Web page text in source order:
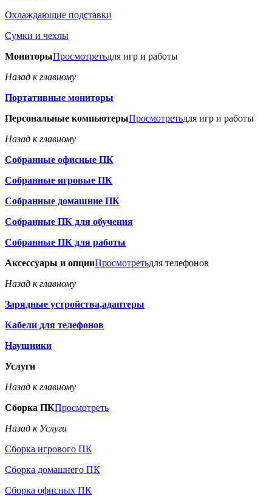
Охлаждающие подставки
Сумки и чехлы
МониторыПросмотретьдля игр и работы
Назад к главному
Портативные мониторы
Персональные компьютерыПросмотретьдля игр и работы
Назад к главному
Собранные офисные ПК
Собранные игровые ПК
Собранные домашние ПК
Собранные ПК для обучения
Собранные ПК для работы
Аксессуары и опцииПросмотретьдля телефонов
Назад к главному
Зарядные устройства,адаптеры
Кабели для телефонов
Наушники
Услуги
Назад к главному
Сборка ПКПросмотреть
Назад к Услуги
Сборка игрового ПК
Сборка домашнего ПК
Сборка офисных ПК